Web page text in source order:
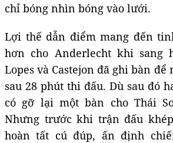
chỉ bóng nhìn bóng vào lưới.
Lợi thế dẫn điểm mang đến
hơn cho Anderlecht khi sang
Lopes và Castejon đã ghi bàn để
sau 28 phút thi đấu. Dù sau đó
có gỡ lại một bàn cho Thái
Nhưng trước khi trận đấu
hoàn tất cú đúp, ấn định